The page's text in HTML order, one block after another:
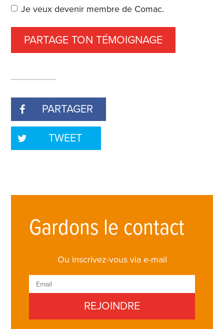
Je veux devenir membre de Comac.
PARTAGER
TWEET
Gardons le contact
Ou inscrivez-vous via e-mail